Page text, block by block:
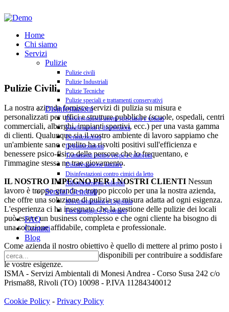
Home
Chi siamo
Servizi
Pulizie
Pulizie civili
Pulizie Industriali
Pulizie Tecniche
Pulizie speciali e trattamenti conservativi
Disinfestazioni
Disinfestazioni insetti striscianti e volanti
Sanificazioni e disinfezioni
Derattizzazioni
Deblattizzazioni
Trattamenti contro vespe e calabroni
Disinfestazione zanzare
Disinfestazioni contro cimici da letto
Allontanamento colombi
Servizi Generali
Movimentazioni e Logistica
Facchinaggio e Sgomberi
FAQ
Contatti
Blog
Pulizie Civili
La nostra azienda fornisce servizi di pulizia su misura e
personalizzati per uffici e strutture pubbliche (scuole, ospedali, centri
commerciali, alberghi, impianti sportivi, ecc.) per una vasta gamma
di clienti. Qualunque sia il vostro ambiente di lavoro sappiamo che
un'ambiente sano e pulito ha risvolti positivi sull'efficienza e
benessere psico-fisico delle persone che lo frequentano, e
l'immagine stessa ne trae giovamento.
IL NOSTRO IMPEGNO PER I NOSTRI CLIENTI Nessun
lavoro è troppo grande o troppo piccolo per una la nostra azienda,
che offre una soluzione di pulizia su misura adatta ad ogni esigenza.
L'esperienza ci ha insegnato che la gestione delle pulizie dei locali
può essere un business complesso e che ogni cliente ha bisogno di
una soluzione affidabile, completa e professionale.
Come azienda il nostro obiettivo è quello di mettere al primo posto i
nostri clienti, e siamo sempre disponibili per contribuire a soddisfare
le vostre esigenze.
ISMA - Servizi Ambientali di Monesi Andrea - Corso Susa 242 c/o
Prisma88, Rivoli (TO) 10098 - P.IVA 11284340012
Cookie Policy - Privacy Policy